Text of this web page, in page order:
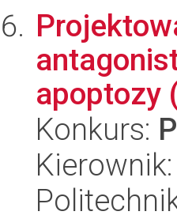
apoptozy
Konkurs: